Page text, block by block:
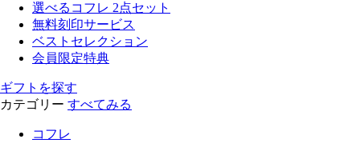
選べるコフレ 2点セット
無料刻印サービス
ベストセレクション
会員限定特典
ギフトを探す
カテゴリー すべてみる
コフレ